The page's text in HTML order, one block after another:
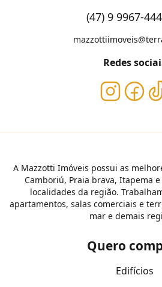
(47) 9 9967-
Redes
A Mazzotti Imóveis possui as
Camboriú, Praia brava, Itapema
localidades da região.
apartamentos, salas comerciais e
mar e demais
Quero
Edifícios